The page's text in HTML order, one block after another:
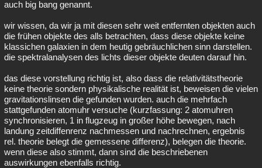
auch big bang genannt.
wir wissen, da wir ja mit diesen sehr weit entfernten objekten auch
die frühen objekte des alls betrachten, dass diese objekte keine
klassichen galaxien in dem heutig gebräuchlichen sinn darstellen.
die spektralanalysen des lichts dieser objekte deuten darauf hin.
das diese vorstellung richtig ist, also dass die relativitätstheorie
keine theorie sondern physikalische realität ist, beweisen die vielen
gravitationslinsen die gefunden wurden. auch die mehrfach
stattgefunden atomuhr versuche (kurzfassung: 2 atomuhren
synchronisieren, 1 in flugzeug in großer höhe bewegen, nach
landung zeitdiffenrenz nachmessen und nachrechnen, ergebnis
rel. theorie belegt die gemessene differenz), belegen die theorie.
wenn diese also stimmt, dann sind die beschriebenen
auswirkungen ebenfalls richtig.